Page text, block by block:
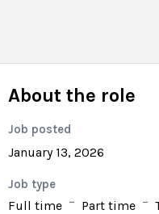
About the role
Job posted
January 13, 2026
Job type
Full time Part time